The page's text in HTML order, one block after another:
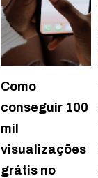
Como
conseguir 100
mil
visualizações
grátis no